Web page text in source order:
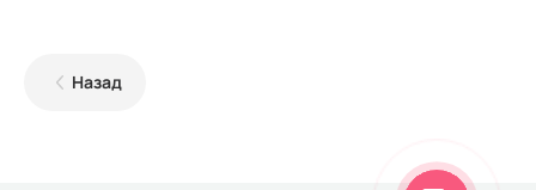
Назад